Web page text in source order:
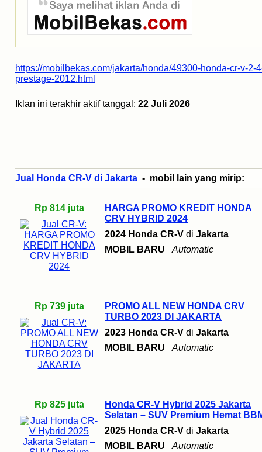
https://mobilbekas.com/jakarta/honda/49300-honda-cr-v-2-
prestage-2012.html
Iklan ini terakhir aktif tanggal: 22 Juli 2026
Jual Honda CR-V di Jakarta - mobil lain yang mirip:
Rp 814 juta
HARGA PROMO KREDIT HONDA
CRV HYBRID 2024
2024 Honda CR-V di Jakarta
MOBIL BARU
Automatic
Rp 739 juta
PROMO ALL NEW HONDA CRV
TURBO 2023 DI JAKARTA
2023 Honda CR-V di Jakarta
MOBIL BARU
Automatic
Rp 825 juta
Honda CR-V Hybrid 2025 Jakarta
Selatan – SUV Premium Hemat
2025 Honda CR-V di Jakarta
MOBIL BARU
Automatic